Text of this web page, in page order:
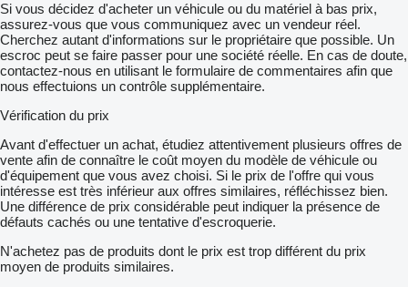
Si vous décidez d'acheter un véhicule ou du matériel à bas prix,
assurez-vous que vous communiquez avec un vendeur réel.
Cherchez autant d'informations sur le propriétaire que possible. Un
escroc peut se faire passer pour une société réelle. En cas de doute,
contactez-nous en utilisant le formulaire de commentaires afin que
nous effectuions un contrôle supplémentaire.
Vérification du prix
Avant d'effectuer un achat, étudiez attentivement plusieurs offres de
vente afin de connaître le coût moyen du modèle de véhicule ou
d'équipement que vous avez choisi. Si le prix de l'offre qui vous
intéresse est très inférieur aux offres similaires, réfléchissez bien.
Une différence de prix considérable peut indiquer la présence de
défauts cachés ou une tentative d'escroquerie.
N'achetez pas de produits dont le prix est trop différent du prix
moyen de produits similaires.